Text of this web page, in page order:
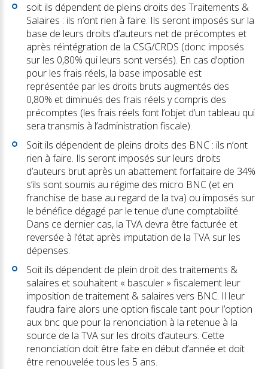
soit ils dépendent de pleins droits des Traitements &
Salaires : ils n’ont rien à faire. Ils seront imposés sur la
base de leurs droits d’auteurs net de précomptes et
après réintégration de la CSG/CRDS (donc imposés
sur les 0,80% qui leurs sont versés). En cas d’option
pour les frais réels, la base imposable est
représentée par les droits bruts augmentés des
0,80% et diminués des frais réels y compris des
précomptes (les frais réels font l’objet d’un tableau qui
sera transmis à l’administration fiscale).
Soit ils dépendent de pleins droits des BNC : ils n’ont
rien à faire. Ils seront imposés sur leurs droits
d’auteurs brut après un abattement forfaitaire de 34%
s’ils sont soumis au régime des micro BNC (et en
franchise de base au regard de la tva) ou imposés sur
le bénéfice dégagé par le tenue d’une comptabilité.
Dans ce dernier cas, la TVA devra être facturée et
reversée à l’état après imputation de la TVA sur les
dépenses.
Soit ils dépendent de plein droit des traitements &
salaires et souhaitent « basculer » fiscalement leur
imposition de traitement & salaires vers BNC. Il leur
faudra faire alors une option fiscale tant pour l’option
aux bnc que pour la renonciation à la retenue à la
source de la TVA sur les droits d’auteurs. Cette
renonciation doit être faite en début d’année et doit
être renouvelée tous les 5 ans.